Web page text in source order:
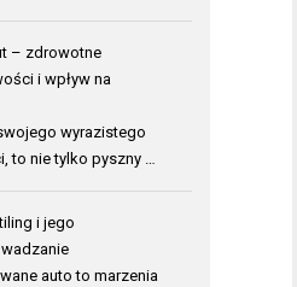
– zdrowotne
i wpływ na
wyrazistego
to nie tylko pyszny …
i jego
auto to marzenia